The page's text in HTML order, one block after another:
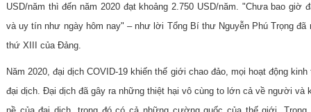
USD/năm thì đến năm 2020 đạt khoảng 2.750 USD/năm. "Chưa bao
và uy tín như ngày hôm nay" – như lời Tổng Bí thư Nguyễn Phú Trọng đã
thứ XIII của Đảng.
Năm 2020, đại dịch COVID-19 khiến thế giới chao đảo, mọi hoạt động
đại dịch. Đại dịch đã gây ra những thiệt hại vô cùng to lớn cả về người và